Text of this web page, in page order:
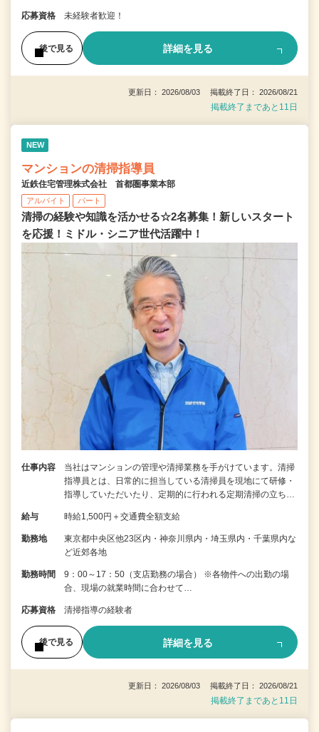
応募資格 未経験者歓迎！
後で見る 詳細を見る
更新日： 2026/08/03 掲載終了日： 2026/08/21
掲載終了まであと11日
NEW
マンションの清掃指導員
近鉄住宅管理株式会社 首都圏事業本部
アルバイト パート
清掃の経験や知識を活かせる☆2名募集！新しいスタート
を応援！ミドル・シニア世代活躍中！
仕事内容
当社はマンションの管理や清掃業務を手がけています。清掃
指導員とは、日常的に担当している清掃員を現地にて研修・
指導していただいたり、定期的に行われる定期清掃の立ち…
給与 時給1,500円＋交通費全額支給
勤務地
東京都中央区他23区内・神奈川県内・埼玉県内・千葉県内な
ど近郊各地
勤務時間
9：00～17：50（支店勤務の場合） ※各物件への出勤の場
合、現場の就業時間に合わせて…
応募資格 清掃指導の経験者
後で見る 詳細を見る
更新日： 2026/08/03 掲載終了日： 2026/08/21
掲載終了まであと11日